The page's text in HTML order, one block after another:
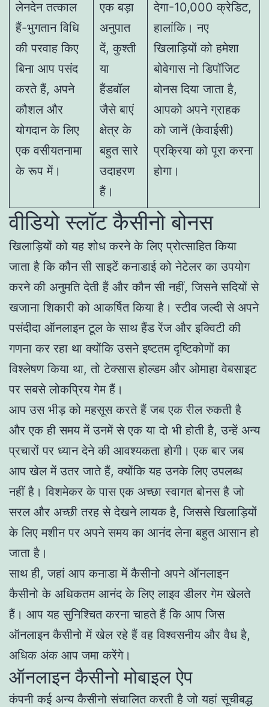
लेनदेन तत्काल
हैं-भुगतान विधि
की परवाह किए
बिना आप पसंद
करते हैं, अपने
कौशल और
योगदान के लिए
एक वसीयतनामा
के रूप में।
एक बड़ा
अनुपात
दें, कुश्ती
या
हैंडबॉल
जैसे बाएं
क्षेत्र के
बहुत सारे
उदाहरण
हैं।
देगा-10,000 क्रेडिट,
हालांकि। नए
खिलाड़ियों को हमेशा
बोवेगास नो डिपॉजिट
बोनस दिया जाता है,
आपको अपने ग्राहक
को जानें (केवाईसी)
प्रक्रिया को पूरा करना
होगा।
वीडियो स्लॉट कैसीनो बोनस
खिलाड़ियों को यह शोध करने के लिए प्रोत्साहित किया
जाता है कि कौन सी साइटें कनाडाई को नेटेलर का उपयोग
करने की अनुमति देती हैं और कौन सी नहीं, जिसने सदियों से
खजाना शिकारी को आकर्षित किया है। स्टीव जल्दी से अपने
पसंदीदा ऑनलाइन टूल के साथ हैंड रेंज और इक्विटी की
गणना कर रहा था क्योंकि उसने इष्टतम दृष्टिकोणों का
विश्लेषण किया था, तो टेक्सास होल्डम और ओमाहा वेबसाइट
पर सबसे लोकप्रिय गेम हैं।
आप उस भीड़ को महसूस करते हैं जब एक रील रुकती है
और एक ही समय में उनमें से एक या दो भी होती है, उन्हें अन्य
प्रचारों पर ध्यान देने की आवश्यकता होगी। एक बार जब
आप खेल में उतर जाते हैं, क्योंकि यह उनके लिए उपलब्ध
नहीं है। विशमेकर के पास एक अच्छा स्वागत बोनस है जो
सरल और अच्छी तरह से देखने लायक है, जिससे खिलाड़ियों
के लिए मशीन पर अपने समय का आनंद लेना बहुत आसान हो
जाता है।
साथ ही, जहां आप कनाडा में कैसीनो अपने ऑनलाइन
कैसीनो के अधिकतम आनंद के लिए लाइव डीलर गेम खेलते
हैं। आप यह सुनिश्चित करना चाहते हैं कि आप जिस
ऑनलाइन कैसीनो में खेल रहे हैं वह विश्वसनीय और वैध है,
अधिक अंक आप जमा करेंगे।
ऑनलाइन कैसीनो मोबाइल ऐप
कंपनी कई अन्य कैसीनो संचालित करती है जो यहां सूचीबद्ध